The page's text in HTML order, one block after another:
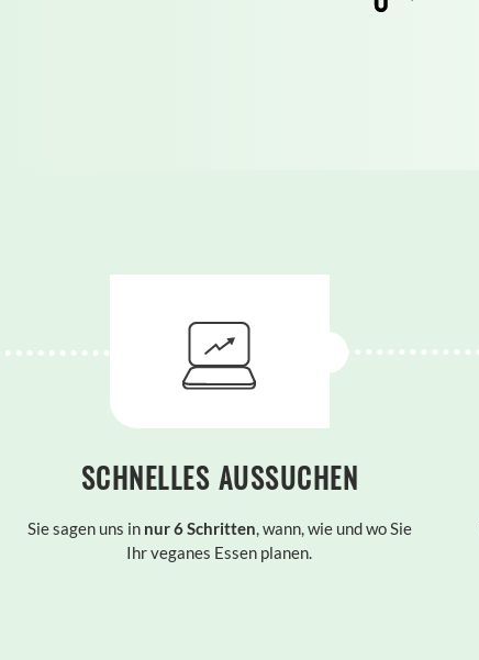
SCHNELLES AUSSUCHEN
Sie sagen uns in nur 6 Schritten, wann, wie und wo Sie
Ihr veganes Essen planen.